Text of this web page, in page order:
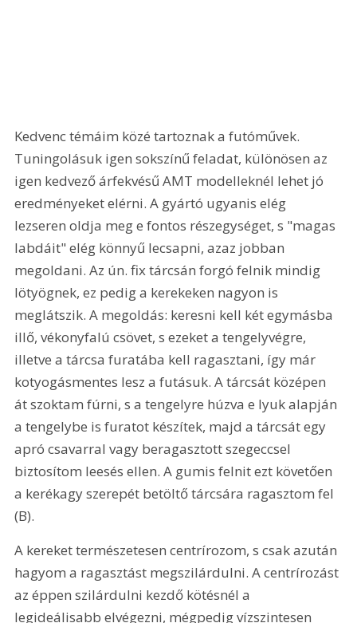
Kedvenc témáim közé tartoznak a futóművek.
Tuningolásuk igen sokszínű feladat, különösen az
igen kedvező árfekvésű AMT modelleknél lehet jó
eredményeket elérni. A gyártó ugyanis elég
lezseren oldja meg e fontos részegységet, s "magas
labdáit" elég könnyű lecsapni, azaz jobban
megoldani. Az ún. fix tárcsán forgó felnik mindig
lötyögnek, ez pedig a kerekeken nagyon is
meglátszik. A megoldás: keresni kell két egymásba
illő, vékonyfalú csövet, s ezeket a tengelyvégre,
illetve a tárcsa furatába kell ragasztani, így már
kotyogásmentes lesz a futásuk. A tárcsát középen
át szoktam fúrni, s a tengelyre húzva e lyuk alapján
a tengelybe is furatot készítek, majd a tárcsát egy
apró csavarral vagy beragasztott szegeccsel
biztosítom leesés ellen. A gumis felnit ezt követően
a kerékagy szerepét betöltő tárcsára ragasztom fel
(B).
A kereket természetesen centrírozom, s csak azután
hagyom a ragasztást megszilárdulni. A centrírozást
az éppen szilárdulni kezdő kötésnél a
legideálisabb elvégezni, mégpedig vízszintesen